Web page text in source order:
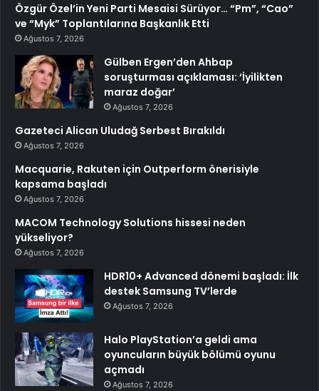
Özgür Özel’in Yeni Parti Mesaisi Sürüyor… “Pm”, “Cao”
ve “Myk” Toplantılarına Başkanlık Etti
Ağustos 7, 2026
Gülben Ergen’den Ahbap
soruşturması açıklaması: ‘İyilikten
maraz doğar’
Ağustos 7, 2026
Gazeteci Alican Uludağ Serbest Bırakıldı
Ağustos 7, 2026
Macquarie, Rakuten için Outperform önerisiyle
kapsama başladı
Ağustos 7, 2026
MACOM Technology Solutions hissesi neden
yükseliyor?
Ağustos 7, 2026
HDR10+ Advanced dönemi başladı: İlk
destek Samsung TV’lerde
Ağustos 7, 2026
Halo PlayStation’a geldi ama
oyuncuların büyük bölümü oyunu
açmadı
Ağustos 7, 2026